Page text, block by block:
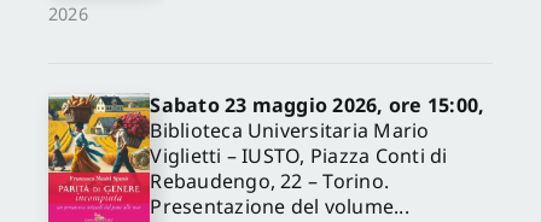
2026
Sabato 23 maggio 2026, ore 15:00,
Biblioteca Universitaria Mario
Viglietti – IUSTO, Piazza Conti di
Rebaudengo, 22 – Torino.
Presentazione del volume...